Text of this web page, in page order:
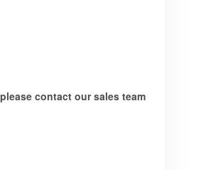
contact our sales team